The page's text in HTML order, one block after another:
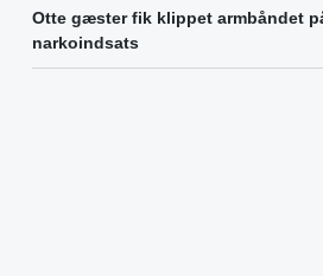
Otte gæster fik klippet armbåndet
narkoindsats